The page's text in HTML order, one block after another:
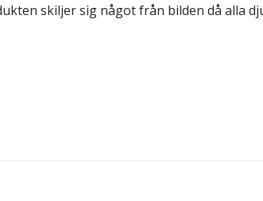
skiljer sig något från bilden då alla